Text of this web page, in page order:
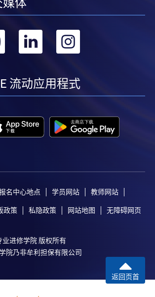
转
youtube
转
linkedin
转
流动应用程式
名中心地点 学员网站 教师网站
政策 私隐政策 网站地图 无障碍网页
进修学院 版权所有
院乃非牟利担保有限公司
返回页首